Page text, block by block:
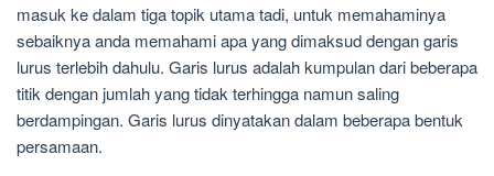
masuk ke dalam tiga topik utama tadi, untuk memahaminya
sebaiknya anda memahami apa yang dimaksud dengan garis
lurus terlebih dahulu. Garis lurus adalah kumpulan dari beberapa
titik dengan jumlah yang tidak terhingga namun saling
berdampingan. Garis lurus dinyatakan dalam beberapa bentuk
persamaan.